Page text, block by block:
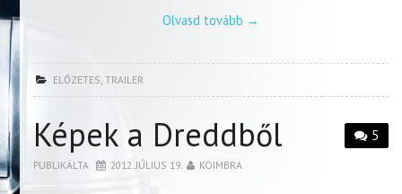
Olvasd tovább →
ELŐZETES ,TRAILER
5
Képek a Dreddből
PUBLIKÁLTA 2012. JÚLIUS 19. KOIMBRA